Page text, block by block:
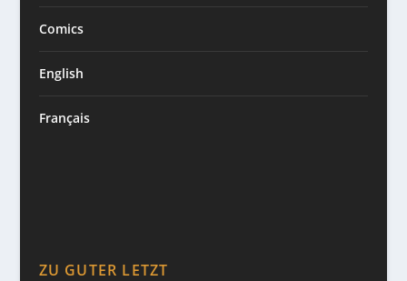
Comics
English
Français
ZU GUTER LETZT